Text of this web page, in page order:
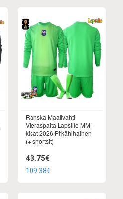
Ranska Maalivahti
Vieraspaita Lapsille MM-
kisat 2026 Pitkähihainen
(+ shortsit)
43.75€
109.38€